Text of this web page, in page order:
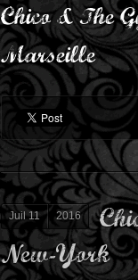
Chico & The
Marseille
Juil 11 2016
New-York